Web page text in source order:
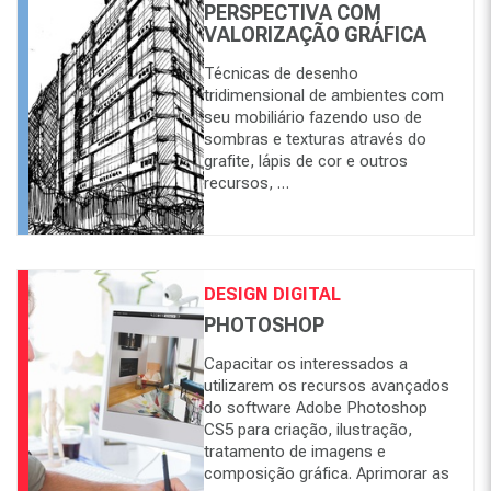
PERSPECTIVA COM
VALORIZAÇÃO GRÁFICA
Técnicas de desenho
tridimensional de ambientes com
seu mobiliário fazendo uso de
sombras e texturas através do
grafite, lápis de cor e outros
recursos, …
DESIGN DIGITAL
PHOTOSHOP
Capacitar os interessados a
utilizarem os recursos avançados
do software Adobe Photoshop
CS5 para criação, ilustração,
tratamento de imagens e
composição gráfica. Aprimorar as